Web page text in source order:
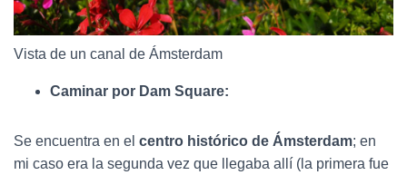
Vista de un canal de Ámsterdam
Caminar por Dam Square:
Se encuentra en el centro histórico de Ámsterdam; en
mi caso era la segunda vez que llegaba allí (la primera fue